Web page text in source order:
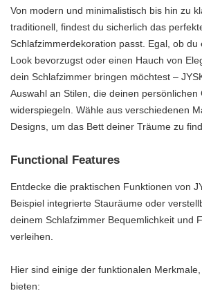
Von modern und minimalistisch bis hin zu
traditionell, findest du sicherlich das
Schlafzimmerdekoration passt. Egal, ob du
Look bevorzugst oder einen Hauch von
dein Schlafzimmer bringen möchtest –
Auswahl an Stilen, die deinen persönlichen
widerspiegeln. Wähle aus verschiedenen
Designs, um das Bett deiner Träume zu
Functional Features
Entdecke die praktischen Funktionen von
Beispiel integrierte Stauräume oder
deinem Schlafzimmer Bequemlichkeit und
verleihen.
Hier sind einige der funktionalen
bieten: